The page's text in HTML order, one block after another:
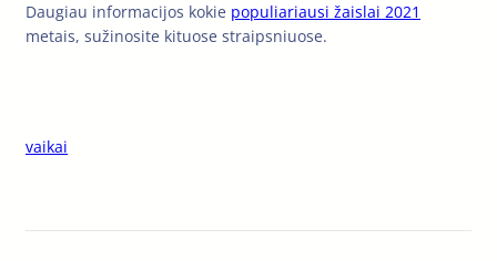
Daugiau informacijos kokie populiariausi žaislai 2021
metais, sužinosite kituose straipsniuose.
vaikai